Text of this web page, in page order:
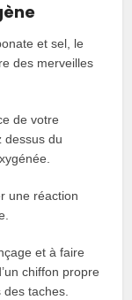
et sel, le
des merveilles
de votre
dessus du
une réaction
et à faire
chiffon propre
des taches.